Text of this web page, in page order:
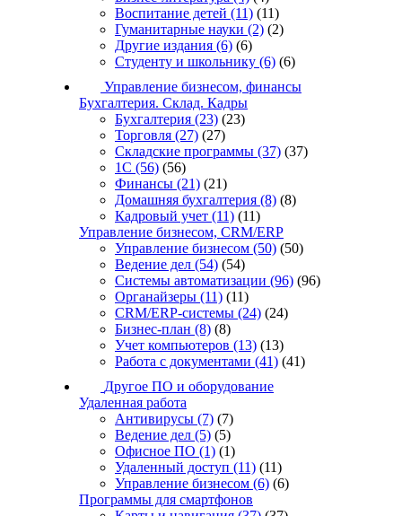
Воспитание детей (11) (11)
Гуманитарные науки (2) (2)
Другие издания (6) (6)
Студенту и школьнику (6) (6)
Управление бизнесом, финансы
Бухгалтерия. Склад. Кадры
Бухгалтерия (23) (23)
Торговля (27) (27)
Складские программы (37) (37)
1С (56) (56)
Финансы (21) (21)
Домашняя бухгалтерия (8) (8)
Кадровый учет (11) (11)
Управление бизнесом, CRM/ERP
Управление бизнесом (50) (50)
Ведение дел (54) (54)
Системы автоматизации (96) (96)
Органайзеры (11) (11)
CRM/ERP-системы (24) (24)
Бизнес-план (8) (8)
Учет компьютеров (13) (13)
Работа с документами (41) (41)
Другое ПО и оборудование
Удаленная работа
Антивирусы (7) (7)
Ведение дел (5) (5)
Офисное ПО (1) (1)
Удаленный доступ (11) (11)
Управление бизнесом (6) (6)
Программы для смартфонов